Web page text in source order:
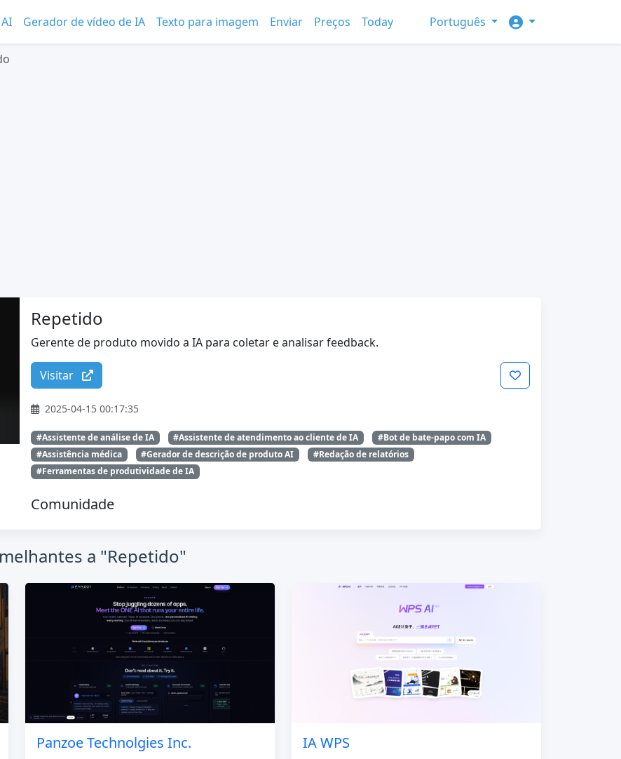
Gerador de vídeo de IA Texto para imagem Enviar Preços Today Português
Repetido
Gerente de produto movido a IA para coletar e analisar feedback.
Visitar
2025-04-15 00:17:35
#Assistente de análise de IA #Assistente de atendimento ao cliente de IA
#Bot de bate-papo com IA
#Assistência médica
#Gerador de descrição de produto AI
#Redação de relatórios
#Ferramentas de produtividade de IA
Comunidade
a "Repetido"
Panzoe Technolgies Inc. IA WPS